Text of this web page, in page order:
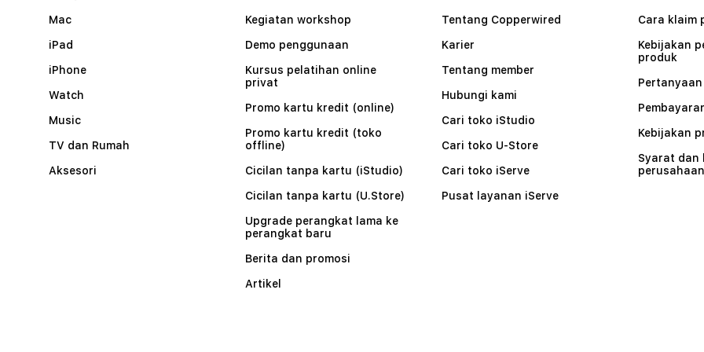
Mac
iPad
iPhone
Watch
Music
TV dan Rumah
Aksesori
Kegiatan workshop
Demo penggunaan
Kursus pelatihan online
privat
Promo kartu kredit (online)
Promo kartu kredit (toko
offline)
Cicilan tanpa kartu (iStudio)
Cicilan tanpa kartu (U.Store)
Upgrade perangkat lama ke
perangkat baru
Berita dan promosi
Artikel
Tentang Copperwired
Karier
Tentang member
Hubungi kami
Cari toko iStudio
Cari toko U-Store
Cari toko iServe
Pusat layanan iServe
Cara klaim
Kebijakan
produk
Pertanyaan
Kebijakan
Syarat dan
perusahaan